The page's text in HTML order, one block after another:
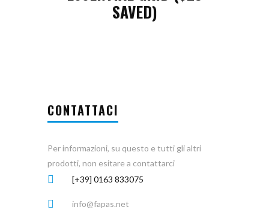
SAVED)
CONTATTACI
Per informazioni, su questo e tutti gli altri
prodotti, non esitare a contattarci
[+39] 0163 833075
info@fapas.net